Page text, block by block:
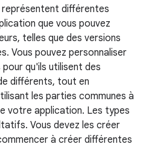
différentes
que vous pouvez
telles que des versions
Vous pouvez personnaliser
qu'ils utilisent des
différents, tout en
les parties communes à
votre application. Les types
Vous devez les créer
à créer différentes